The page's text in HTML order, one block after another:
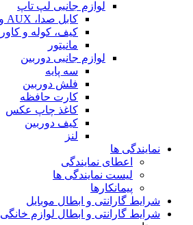
لوازم جانبی لپ تاپ
کابل صدا، AUX و HDMI
کیف، کوله و کاور
مانیتور
لوازم جانبی دوربین
سه پایه
فلش دوربین
کارت حافظه
کاغذ چاپ عکس
کیف دوربین
لنز
نمایندگی ها
اعطای نمایندگی
لیست نمایندگی ها
پیمانکارها
شرایط گارانتی و ابطال موبایل
شرایط گارانتی و ابطال لوازم خانگی